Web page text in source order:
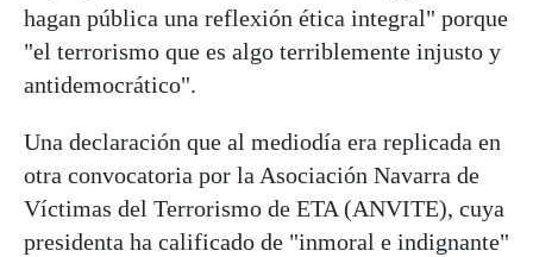
hagan pública una reflexión ética integral" porque
"el terrorismo que es algo terriblemente injusto y
antidemocrático".
Una declaración que al mediodía era replicada en
otra convocatoria por la Asociación Navarra de
Víctimas del Terrorismo de ETA (ANVITE), cuya
presidenta ha calificado de "inmoral e indignante"